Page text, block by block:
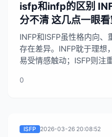
isfp和infp的区别
分不清 这几点一眼
INFP和ISFP虽性格内向、
存在差异。INFP耽于理想
易受情感触动；ISFP则注
INFP内心戏丰富，而
0
ISFP 2026-03-26 20:08:52